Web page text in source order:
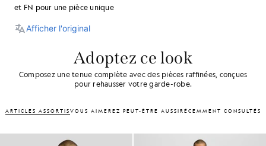
Adoptez ce look
Composez une tenue complète avec des pièces raffinées, conçues
pour rehausser votre garde-robe.
ARTICLES ASSORTISVOUS AIMEREZ PEUT-ÊTRE AUSSIRÉCEMMENT CONSULTÉS